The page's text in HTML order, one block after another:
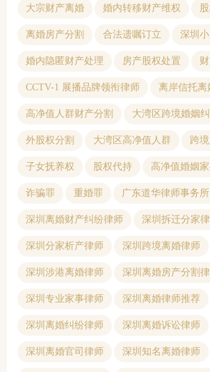
大宗财产离婚 婚内转移财产维权
离婚房产分割 合法遗嘱订立 深圳
婚内隐匿财产处理 房产股权处置
CCTV-1 展播品牌领衔律师 离岸信托离
高净值人群财产分割 大湾区跨境婚姻
外股权分割 大湾区高净值人群 跨
子女抚养权 股权代持 高净值婚姻
诈骗罪 重婚罪 广东道华律师事务所
深圳离婚财产纠纷律师 深圳拆迁分家
深圳分家析产律师 深圳跨境离婚律师
深圳涉港离婚律师 深圳离婚房产分割
深圳专业家事律师 深圳离婚律师推荐
深圳离婚纠纷律师 深圳离婚诉讼律师
深圳离婚官司律师 深圳知名离婚律师